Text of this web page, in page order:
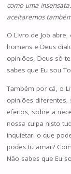
como uma
acei­tare­mos
O Livro de Job
homens e Deus
opiniões, Deus só
sabes que Eu sou
Também por cá, o
opiniões
efeitos, sobre a
nossa culpa nisto
inquietar: o que
podes tu amar?
Não sabes que Eu